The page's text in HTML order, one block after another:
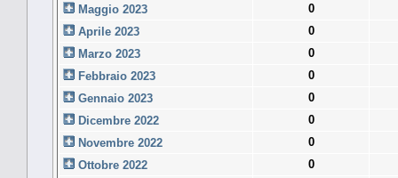
Maggio 2023
0
Aprile 2023
0
Marzo 2023
0
Febbraio 2023
0
Gennaio 2023
0
Dicembre 2022
0
Novembre 2022
0
Ottobre 2022
0